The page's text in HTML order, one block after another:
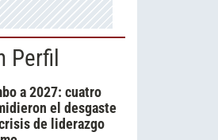
Perfil
a 2027: cuatro
el desgaste
de liderazgo